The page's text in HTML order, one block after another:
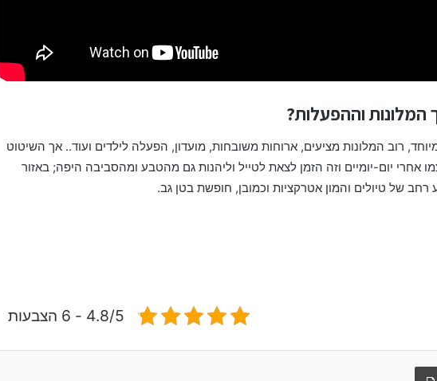
המלונות וההפעלות?
רוב המלונות מציעים, ארוחות משובחות, מועדון, הפעלה לילדים ועוד.. אך השיטוט
יום-יומיים וזה הזמן לצאת לטייל וליהנות גם מהטבע ומהסביבה היפה; באזור
רחב של טיולים והמון אטרקציות וכמובן, חופשת בטן גב.
4.8/5 - 6 הצבעות